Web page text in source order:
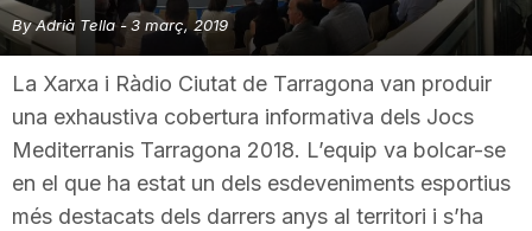
i
u
By Adrià Tella-3 març, 2019
La Xarxa i Ràdio Ciutat de Tarragona van produir
una exhaustiva cobertura informativa dels Jocs
Mediterranis Tarragona 2018. L’equip va bolcar-se
en el que ha estat un dels esdeveniments esportius
més destacats dels darrers anys al territori i s’ha